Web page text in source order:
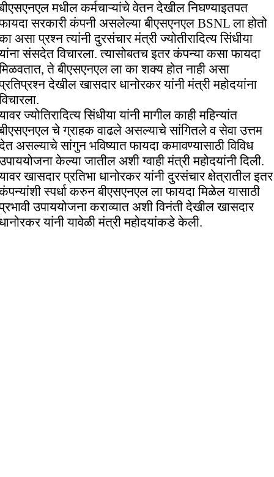
मधील कर्मचाऱ्यांचे वेतन देखील निघण्याइतपत
सरकारी कंपनी असलेल्या बीएसएनएल BSNL ला होतो
असा प्रश्न त्यांनी दुरसंचार मंत्री ज्योतीरादित्य सिंधीया
संसदेत विचारला. त्यासोबतच इतर कंपन्या कसा फायदा
ते बीएसएनएल ला का शक्य होत नाही असा
देखील खासदार धानोरकर यांनी मंत्री महोदयांना
ज्योतिरादित्य सिंधीया यांनी मागील काही महिन्यांत
चे ग्राहक वाढले असल्याचे सांगितले व सेवा उत्तम
असल्याचे सांगुन भविष्यात फायदा कमावण्यासाठी विविध
केल्या जातील अशी ग्वाही मंत्री महोदयांनी दिली.
खासदार प्रतिभा धानोरकर यांनी दुरसंचार क्षेत्रातील इतर
स्पर्धा करुन बीएसएनएल ला फायदा मिळेल यासाठी
उपाययोजना कराव्यात अशी विनंती देखील खासदार
यांनी यावेळी मंत्री महोदयांकडे केली.